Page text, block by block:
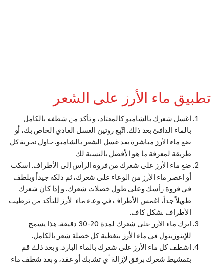
تطبيق ماء الأرز على الشعر
اغسل شعرك بالشامبو كالمعتاد، و تأكد من شطفه بالكامل
بالماء الدافئ بعد ذلك. اتّبِع روتين الغسل العادي الخاص بك، أو
ضع ماء الأرز مباشرة بعد غسل الشعر بالشامبو. حاول تجربة كل
طريقة لمعرفة ما هو الأفضل بالنسبة لك
ضع ماء الأرز على شعرك من فروة الرأس إلى الأطراف. اسكب
أو اعصر ماء الأرز من الوعاء على شعرك، ثم دلكه جيداً وبلطف
في فروة رأسك وعلى طول خصلات شعرك. و إذا كان شعرك
طويلاً جداً، اغمس الأطراف في وعاء ماء الأرز للتأكد من ترطيب
الأطراف بشكل كاف.
اترك ماء الأرز على شعرك لمدة 20-30 دقيقة. هذا يسمح
للإينوزيتول في ماء الأرز بتغطية كل خصلة شعر بالكامل.
اشطف كل ماء الأرز على شعرك بالماء البارد. و بعد ذلك قم
بتمشيط شعرك برفق لإزالة أي تشابك أو عقد، و بعد شطف ماء